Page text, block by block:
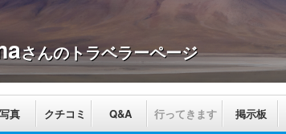
さんのトラベラーページ
写真 クチコミ Q&A 行ってきます 掲示板